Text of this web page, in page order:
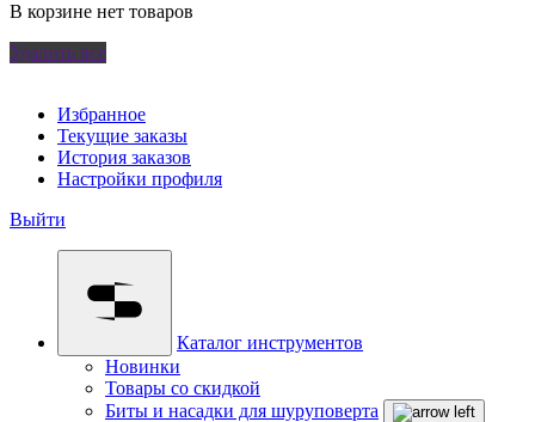
В корзине нет товаров
Удалить все
Избранное
Текущие заказы
История заказов
Настройки профиля
Выйти
Каталог инструментов
Новинки
Товары со скидкой
Биты и насадки для шуруповерта